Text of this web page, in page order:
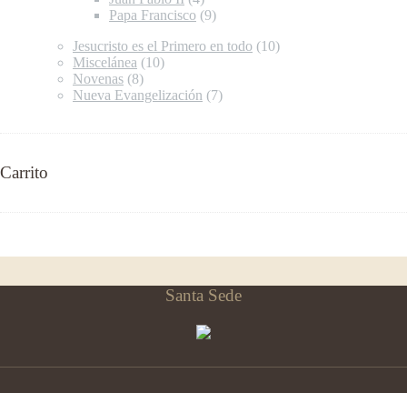
Papa Francisco (9)
Jesucristo es el Primero en todo (10)
Miscelánea (10)
Novenas (8)
Nueva Evangelización (7)
Carrito
Santa Sede